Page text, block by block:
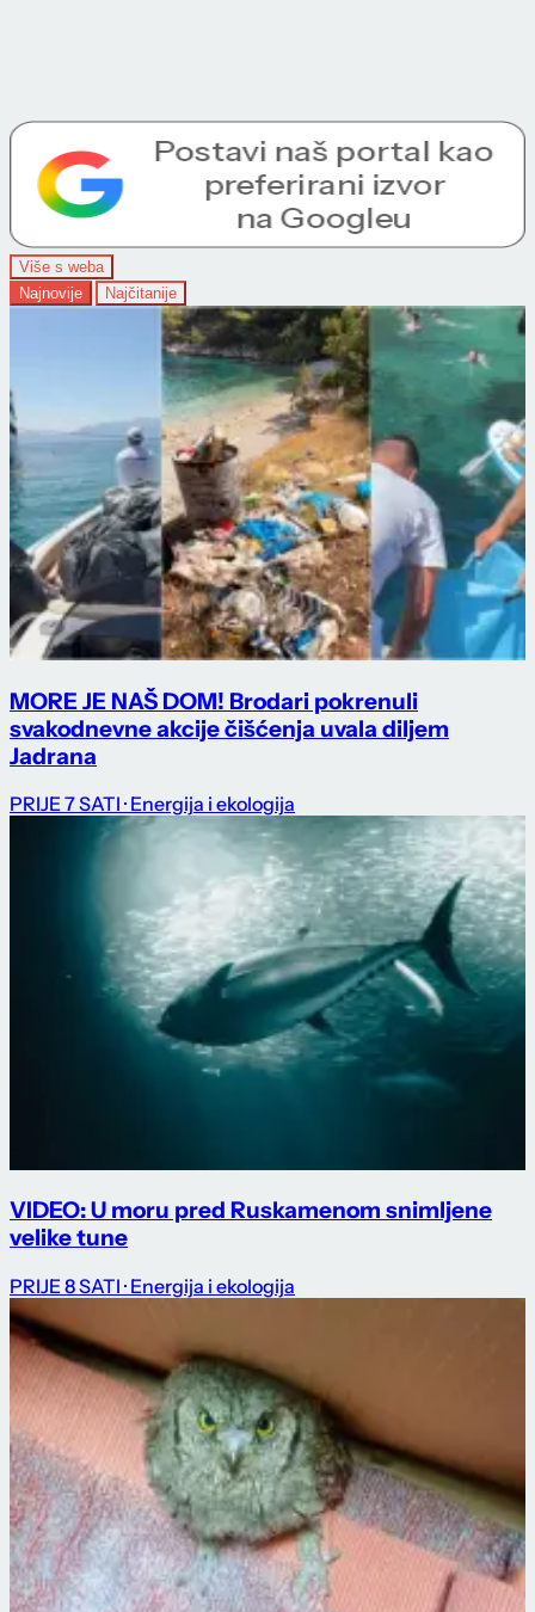
Više s weba
Najnovije
Najčitanije
MORE JE NAŠ DOM! Brodari pokrenuli
svakodnevne akcije čišćenja uvala diljem
Jadrana
PRIJE 7 SATI · Energija i ekologija
VIDEO: U moru pred Ruskamenom snimljene
velike tune
PRIJE 8 SATI · Energija i ekologija